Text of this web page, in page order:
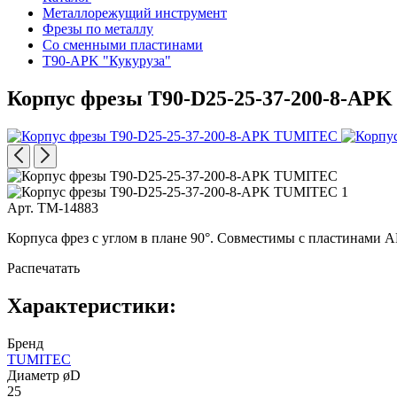
Металлорежущий инструмент
Фрезы по металлу
Со сменными пластинами
T90-APK "Кукуруза"
Корпус фрезы T90-D25-25-37-200-8-APK
Арт. TM-14883
Корпуса фрез с углом в плане 90°. Совместимы с пластинами
Распечатать
Характеристики:
Бренд
TUMITEC
Диаметр øD
25